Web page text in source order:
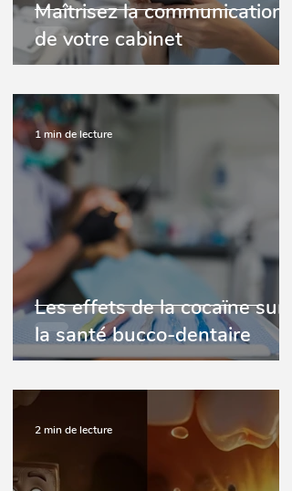
Maîtrisez la communication
de votre cabinet
Les effets de la cocaïne sur
la santé bucco-dentaire
1 min de lecture
2 min de lecture